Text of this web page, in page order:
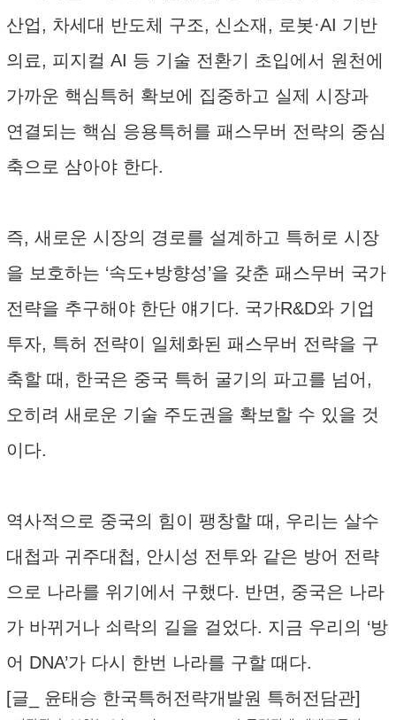
산업, 차세대 반도체 구조, 신소재, 로봇·AI 기반
의료, 피지컬 AI 등 기술 전환기 초입에서 원천에
가까운 핵심특허 확보에 집중하고 실제 시장과
연결되는 핵심 응용특허를 패스무버 전략의 중심
축으로 삼아야 한다.
즉, 새로운 시장의 경로를 설계하고 특허로 시장
을 보호하는 ‘속도+방향성’을 갖춘 패스무버 국가
전략을 추구해야 한단 얘기다. 국가R&D와 기업
투자, 특허 전략이 일체화된 패스무버 전략을 구
축할 때, 한국은 중국 특허 굴기의 파고를 넘어,
오히려 새로운 기술 주도권을 확보할 수 있을 것
이다.
역사적으로 중국의 힘이 팽창할 때, 우리는 살수
대첩과 귀주대첩, 안시성 전투와 같은 방어 전략
으로 나라를 위기에서 구했다. 반면, 중국은 나라
가 바뀌거나 쇠락의 길을 걸었다. 지금 우리의 ‘방
어 DNA’가 다시 한번 나라를 구할 때다.
[글_ 윤태승 한국특허전략개발원 특허전담관]